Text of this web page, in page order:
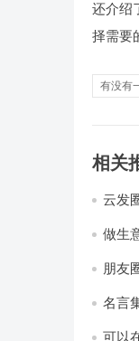
还介绍
择需要
有没有
相关
云发
做生
朋友
名言
可以